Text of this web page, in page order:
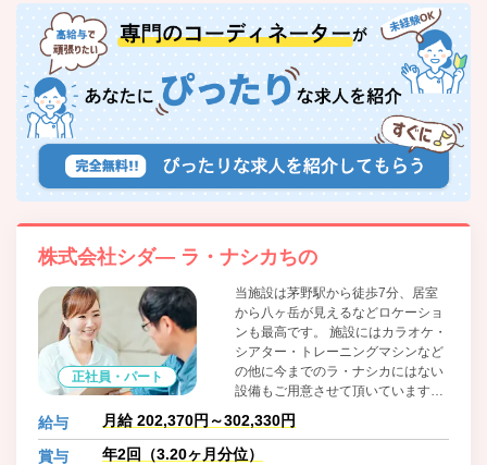
株式会社シダ― ラ・ナシカちの
正社員・パート
当施設は茅野駅から徒歩7分、居室
から八ヶ岳が見えるなどロケーショ
ンも最高です。 施設にはカラオケ・
シアター・トレーニングマシンなど
の他に今までのラ・ナシカにはない
設備もご用意させて頂いています。
スタッフ一同、入居者様が明るく楽
しく元気に過ごして頂けるような施
設作りに取り組んでいます。
給与 月給 202,370円～302,330円
賞与 年2回（3.20ヶ月分位）